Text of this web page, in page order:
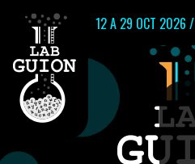
12 A 29 OCT 2026 /